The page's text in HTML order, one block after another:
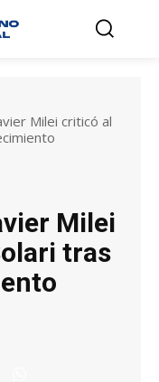
Milei criticó al
Milei
tras